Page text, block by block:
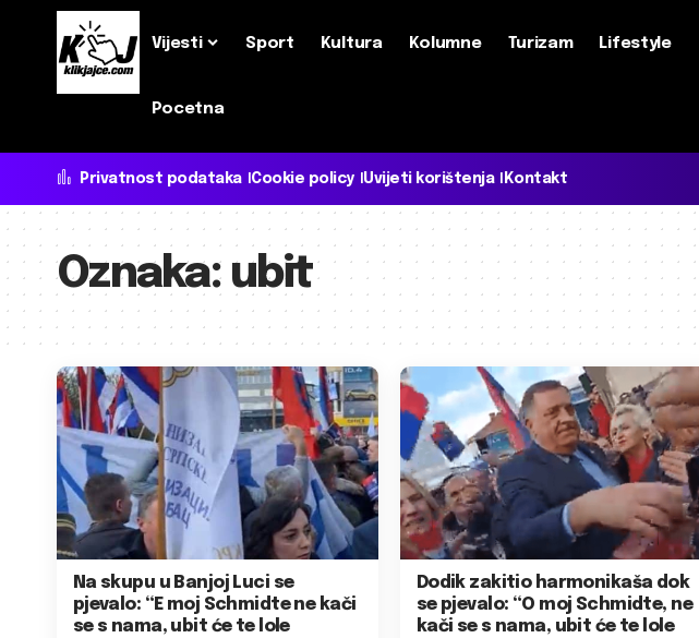
Vijesti Sport Kultura Kolumne Turizam Lifestyle
Pocetna
Privatnost podataka Cookie policy Uvijeti korištenja Kontakt
Oznaka: ubit
Na skupu u Banjoj Luci se
pjevalo: “E moj Schmidte ne kači
se s nama, ubit će te lole
Dodik zakitio harmonikaša dok
se pjevalo: “O moj Schmidte, ne
kači se s nama, ubit će te lole